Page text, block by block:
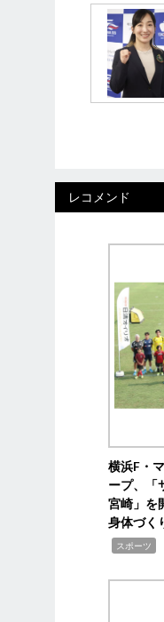
レコメンド
横浜F・
ープ、「
宮崎」を
身体づく
スポーツ